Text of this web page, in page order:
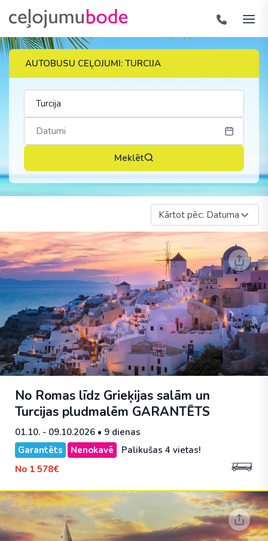
AUTOBUSU CEĻOJUMI: TURCIJA
Meklēt
Kārtot pēc: Datuma
No Romas līdz Grieķijas salām un
Turcijas pludmalēm GARANTĒTS
01.10. - 09.10.2026 • 9 dienas
Garantēts
Nenokavē
Palikušas 4 vietas!
No 1 578€